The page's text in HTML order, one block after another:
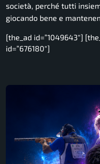
società, perché tutti
giocando bene e
[the_ad id=”1049643″]
id=”676180″]